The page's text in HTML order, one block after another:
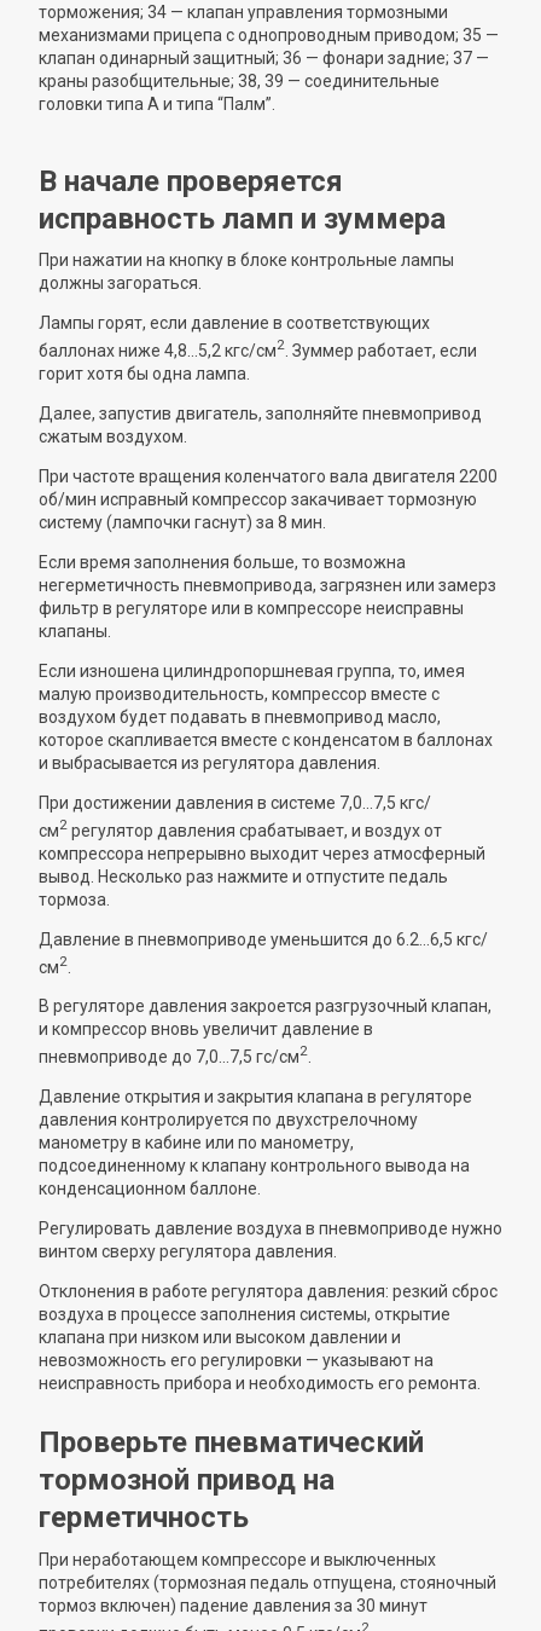
торможения; 34 — клапан управления тормозными
механизмами прицепа с однопроводным приводом; 35 —
клапан одинарный защитный; 36 — фонари задние; 37 —
краны разобщительные; 38, 39 — соединительные
головки типа А и типа “Палм”.
В начале проверяется
исправность ламп и зуммера
При нажатии на кнопку в блоке контрольные лампы
должны загораться.
Лампы горят, если давление в соответствующих
баллонах ниже 4,8...5,2 кгс/см2 . Зуммер работает, если
горит хотя бы одна лампа.
Далее, запустив двигатель, заполняйте пневмопривод
сжатым воздухом.
При частоте вращения коленчатого вала двигателя 2200
об/мин исправный компрессор закачивает тормозную
систему (лампочки гаснут) за 8 мин.
Если время заполнения больше, то возможна
негерметичность пневмопривода, загрязнен или замерз
фильтр в регуляторе или в компрессоре неисправны
клапаны.
Если изношена цилиндропоршневая группа, то, имея
малую производительность, компрессор вместе с
воздухом будет подавать в пневмопривод масло,
которое скапливается вместе с конденсатом в баллонах
и выбрасывается из регулятора давления.
При достижении давления в системе 7,0...7,5 кгс/
см2 регулятор давления срабатывает, и воздух от
компрессора непрерывно выходит через атмосферный
вывод. Несколько раз нажмите и отпустите педаль
тормоза.
Давление в пневмоприводе уменьшится до 6.2...6,5 кгс/
см2
В регуляторе давления закроется разгрузочный клапан,
и компрессор вновь увеличит давление в
пневмоприводе до 7,0...7,5 гс/см2
Давление открытия и закрытия клапана в регуляторе
давления контролируется по двухстрелочному
манометру в кабине или по манометру,
подсоединенному к клапану контрольного вывода на
конденсационном баллоне.
Регулировать давление воздуха в пневмоприводе нужно
винтом сверху регулятора давления.
Отклонения в работе регулятора давления: резкий сброс
воздуха в процессе заполнения системы, открытие
клапана при низком или высоком давлении и
невозможность его регулировки — указывают на
неисправность прибора и необходимость его ремонта.
Проверьте пневматический
тормозной привод на
герметичность
При неработающем компрессоре и выключенных
потребителях (тормозная педаль отпущена, стояночный
тормоз включен) падение давления за 30 минут
2